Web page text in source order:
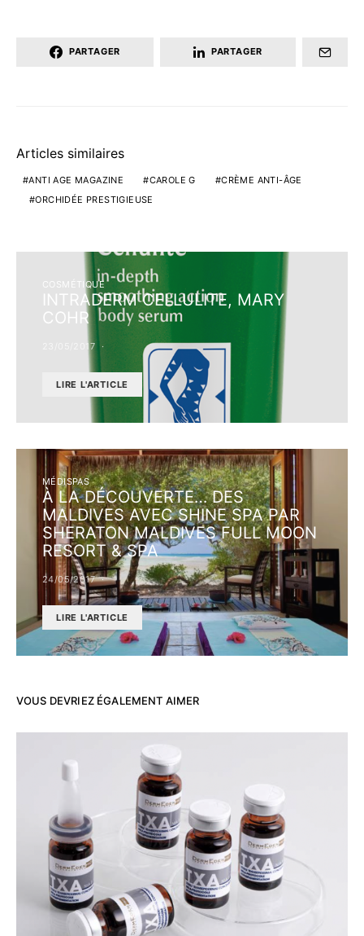
PARTAGER PARTAGER
Articles similaires
ANTI AGE MAGAZINE CAROLE G
CRÈME ANTI-ÂGE
ORCHIDÉE PRESTIGIEUSE
COSMÉTIQUE
INTRADERM CELLULITE, MARY
COHR
23/05/2017
LIRE L'ARTICLE
MÉDISPAS
À LA DÉCOUVERTE… DES
MALDIVES AVEC SHINE SPA PAR
SHERATON MALDIVES FULL MOON
RESORT & SPA
24/05/2017
LIRE L'ARTICLE
VOUS DEVRIEZ ÉGALEMENT AIMER